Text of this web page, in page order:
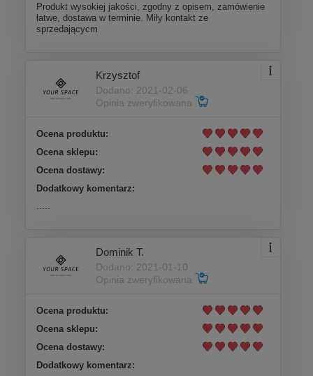
Produkt wysokiej jakości, zgodny z opisem, zamówienie
łatwe, dostawa w terminie. Miły kontakt ze
sprzedającycm
Krzysztof
Dodano: 2021-02-06
Opinia zweryfikowana
Ocena produktu:
Ocena sklepu:
Ocena dostawy:
Dodatkowy komentarz:
Dominik T.
Dodano: 2021-01-10
Opinia zweryfikowana
Ocena produktu:
Ocena sklepu:
Ocena dostawy:
Dodatkowy komentarz: